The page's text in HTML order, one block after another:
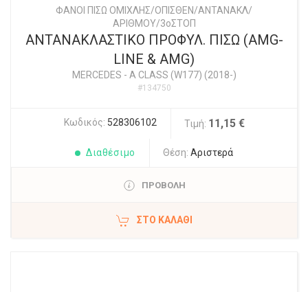
ΦΑΝΟΙ ΠΙΣΩ ΟΜΙΧΛΗΣ/ΟΠΙΣΘΕΝ/ΑΝΤΑΝΑΚΛ/
ΑΡΙΘΜΟΥ/3οΣΤΟΠ
ΑΝΤΑΝΑΚΛΑΣΤΙΚΟ ΠΡΟΦΥΛ. ΠΙΣΩ (AMG-
LINE & AMG)
MERCEDES - A CLASS (W177) (2018-)
#134750
Κωδικός: 528306102 Τιμή: 11,15 €
Διαθέσιμο Θέση: Αριστερά
ΠΡΟΒΟΛΗ
ΣΤΟ ΚΑΛΆΘΙ